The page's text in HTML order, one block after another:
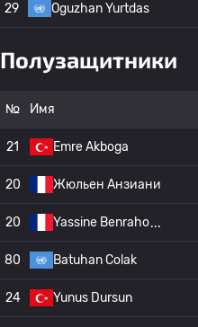
29 Oguzhan Yurtdas
Полузащитники
№ Имя
21 Emre Akboga
20 Жюльен Анзиани
20 Yassine Benraho
80 Batuhan Colak
24 Yunus Dursun